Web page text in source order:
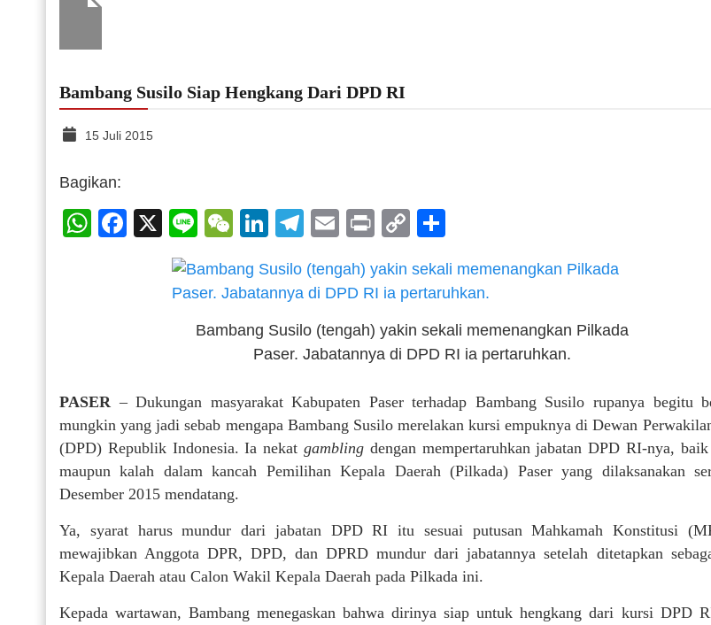
Bambang Susilo Siap Hengkang Dari DPD RI
15 Juli 2015
Bagikan:
WhatsApp
Facebook
X LineWeChat
LinkedIn
Telegram
EmailPrintCopy
Bambang Susilo (tengah) yakin sekali memenangkan Pilkada
Paser. Jabatannya di DPD RI ia pertaruhkan.
PASER – Dukungan masyarakat Kabupaten Paser terhadap Bambang Susilo rupanya begitu
mungkin yang jadi sebab mengapa Bambang Susilo merelakan kursi empuknya di Dewan
(DPD) Republik Indonesia. Ia nekatgambling dengan mempertaruhkan jabatan DPD RI-nya, baik
maupun kalah dalam kancah Pemilihan Kepala Daerah (Pilkada) Paser yang dilaksanakan
Desember 2015 mendatang.
Ya, syarat harus mundur dari jabatan DPD RI itu sesuai putusan Mahkamah Konstitusi
mewajibkan Anggota DPR, DPD, dan DPRD mundur dari jabatannya setelah ditetapkan
Kepala Daerah atau Calon Wakil Kepala Daerah pada Pilkada ini.
Kepada wartawan, Bambang menegaskan bahwa dirinya siap untuk hengkang dari kursi DPD